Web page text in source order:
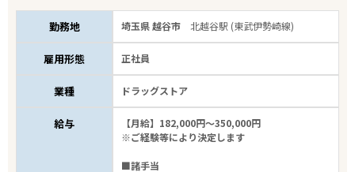
勤務地 埼玉県 越谷市 北越谷駅 (東武伊勢崎線)
雇用形態 正社員
業種 ドラッグストア
給与
【月給】182,000円～350,000円
※ご経験等により決定します
■諸手当